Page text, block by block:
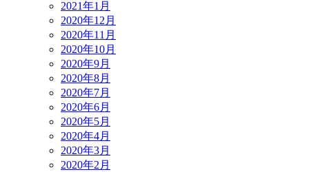
2021年1月
2020年12月
2020年11月
2020年10月
2020年9月
2020年8月
2020年7月
2020年6月
2020年5月
2020年4月
2020年3月
2020年2月